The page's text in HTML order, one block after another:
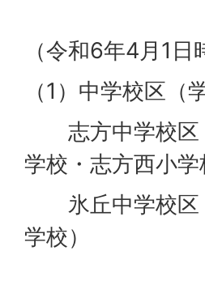
（令和6年4月1日
（1）中学校区（
志方中学校区
学校・志方西小学
氷丘中学校区
学校）